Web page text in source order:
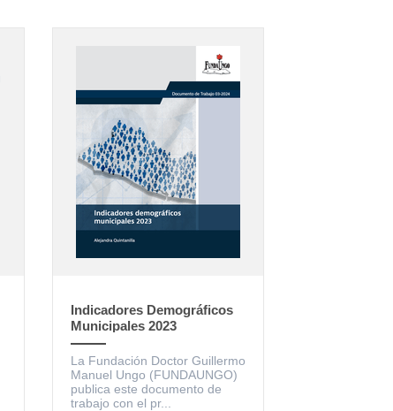
Indicadores Demográficos
Municipales 2023
La Fundación Doctor Guillermo
Manuel Ungo (FUNDAUNGO)
publica este documento de
trabajo con el pr...